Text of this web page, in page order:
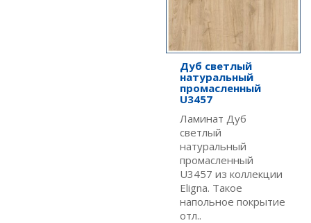
Дуб светлый
натуральный
промасленный
U3457
Ламинат Дуб
светлый
натуральный
промасленный
U3457 из коллекции
Eligna. Такое
напольное покрытие
отл..